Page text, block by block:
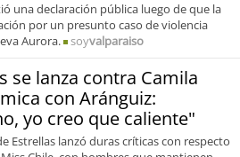
una declaración pública luego de que la
por un presunto caso de violencia
Aurora.
soyvalparaiso
se lanza contra Camila
con Aránguiz:
yo creo que caliente"
Estrellas lanzó duras críticas con respecto